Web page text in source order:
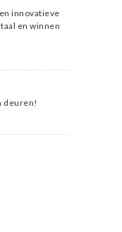
innovatieve
en winnen
deuren!